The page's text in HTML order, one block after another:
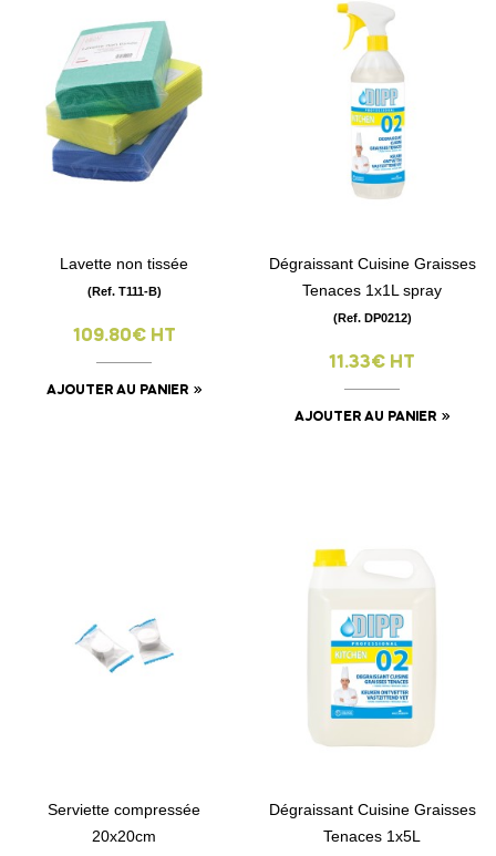
Lavette non tissée
(Ref. T111-B)
109.80€ HT
AJOUTER AU PANIER
Dégraissant Cuisine Graisses
Tenaces 1x1L spray
(Ref. DP0212)
11.33€ HT
AJOUTER AU PANIER
Serviette compressée
20x20cm
Dégraissant Cuisine Graisses
Tenaces 1x5L